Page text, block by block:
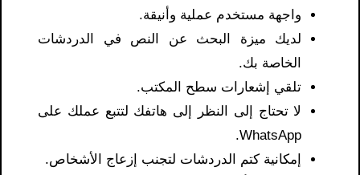
واجهة مستخدم عملية وأنيقة.
لديك ميزة البحث عن النص في الدردشات
الخاصة بك.
تلقي إشعارات سطح المكتب.
لا تحتاج إلى النظر إلى هاتفك لتتبع عملك على
WhatsApp.
إمكانية كتم الدردشات لتجنب إزعاج الأشخاص.